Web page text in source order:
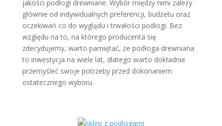
jakości podłogi drewniane. Wybór między nimi zależy
głównie od indywidualnych preferencji, budżetu oraz
oczekiwań co do wyglądu i trwałości podłogi. Bez
względu na to, na którego producenta się
zdecydujemy, warto pamiętać, że podłoga drewniana
to inwestycja na wiele lat, dlatego warto dokładnie
przemyśleć swoje potrzeby przed dokonaniem
ostatecznego wyboru.